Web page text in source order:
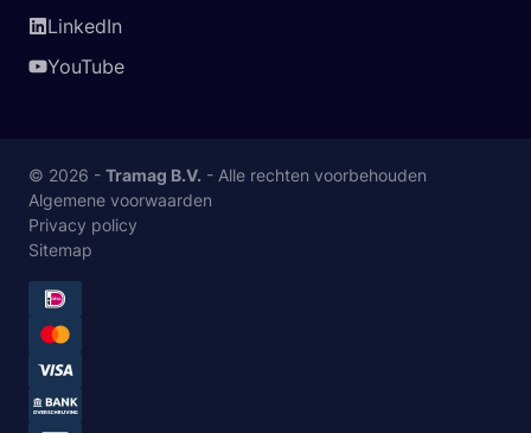
LinkedIn
YouTube
© 2026 - Tramag B.V. - Alle rechten voorbehouden
Algemene voorwaarden
Privacy policy
Sitemap